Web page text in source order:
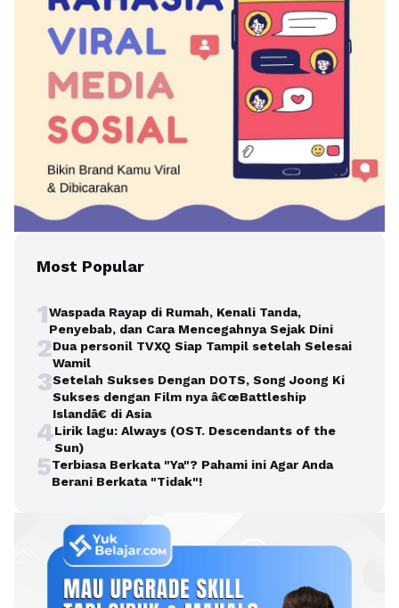
Most Popular
1Waspada Rayap di Rumah, Kenali Tanda,
Penyebab, dan Cara Mencegahnya Sejak Dini
2Dua personil TVXQ Siap Tampil setelah Selesai
Wamil
3Setelah Sukses Dengan DOTS, Song Joong Ki
Sukses dengan Film nya â€œBattleship
Islandâ€ di Asia
4Lirik lagu: Always (OST. Descendants of the
Sun)
5Terbiasa Berkata "Ya"? Pahami ini Agar Anda
Berani Berkata "Tidak"!